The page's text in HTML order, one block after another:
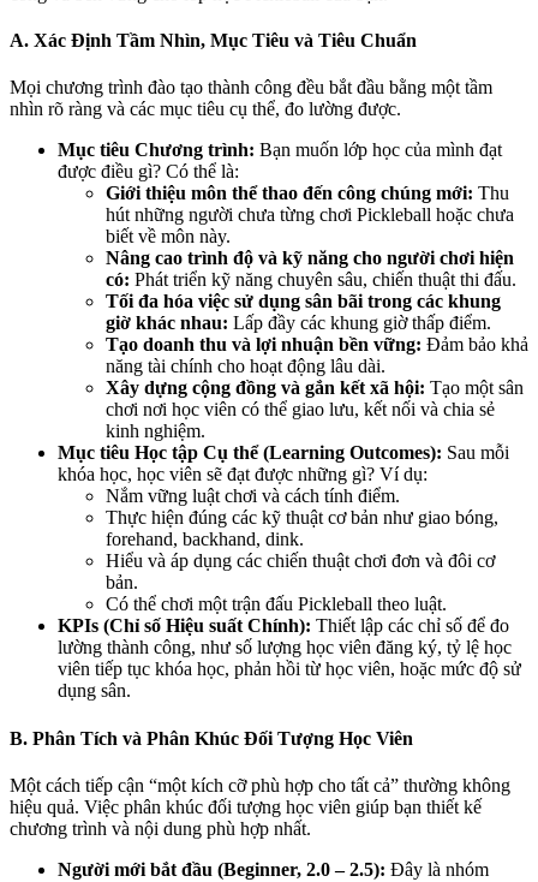
A. Xác Định Tầm Nhìn, Mục Tiêu và Tiêu Chuẩn
Mọi chương trình đào tạo thành công đều bắt đầu bằng một tầm
nhìn rõ ràng và các mục tiêu cụ thể, đo lường được.
Mục tiêu Chương trình: Bạn muốn lớp học của mình đạt
được điều gì? Có thể là:
Giới thiệu môn thể thao đến công chúng mới: Thu
hút những người chưa từng chơi Pickleball hoặc chưa
biết về môn này.
Nâng cao trình độ và kỹ năng cho người chơi hiện
có: Phát triển kỹ năng chuyên sâu, chiến thuật thi đấu.
Tối đa hóa việc sử dụng sân bãi trong các khung
giờ khác nhau: Lấp đầy các khung giờ thấp điểm.
Tạo doanh thu và lợi nhuận bền vững: Đảm bảo khả
năng tài chính cho hoạt động lâu dài.
Xây dựng cộng đồng và gắn kết xã hội: Tạo một sân
chơi nơi học viên có thể giao lưu, kết nối và chia sẻ
kinh nghiệm.
Mục tiêu Học tập Cụ thể (Learning Outcomes): Sau mỗi
khóa học, học viên sẽ đạt được những gì? Ví dụ:
Nắm vững luật chơi và cách tính điểm.
Thực hiện đúng các kỹ thuật cơ bản như giao bóng,
forehand, backhand, dink.
Hiểu và áp dụng các chiến thuật chơi đơn và đôi cơ
bản.
Có thể chơi một trận đấu Pickleball theo luật.
KPIs (Chỉ số Hiệu suất Chính): Thiết lập các chỉ số để đo
lường thành công, như số lượng học viên đăng ký, tỷ lệ học
viên tiếp tục khóa học, phản hồi từ học viên, hoặc mức độ sử
dụng sân.
B. Phân Tích và Phân Khúc Đối Tượng Học Viên
Một cách tiếp cận “một kích cỡ phù hợp cho tất cả” thường không
hiệu quả. Việc phân khúc đối tượng học viên giúp bạn thiết kế
chương trình và nội dung phù hợp nhất.
Người mới bắt đầu (Beginner, 2.0 – 2.5): Đây là nhóm